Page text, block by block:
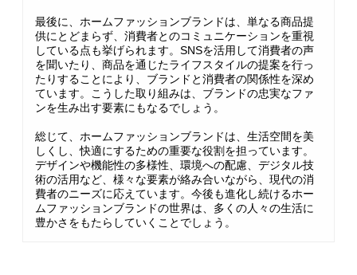
最後に、ホームファッションブランドは、単なる商品提
供にとどまらず、消費者とのコミュニケーションを重視
している点も挙げられます。SNSを活用して消費者の声
を聞いたり、商品を通じたライフスタイルの提案を行っ
たりすることにより、ブランドと消費者の関係性を深め
ています。こうした取り組みは、ブランドの忠実なファ
ンを生み出す要素にもなるでしょう。
総じて、ホームファッションブランドは、生活空間を美
しくし、快適にするための重要な役割を担っています。
デザインや機能性の多様性、環境への配慮、デジタル技
術の活用など、様々な要素が絡み合いながら、現代の消
費者のニーズに応えています。今後も進化し続けるホー
ムファッションブランドの世界は、多くの人々の生活に
豊かさをもたらしていくことでしょう。